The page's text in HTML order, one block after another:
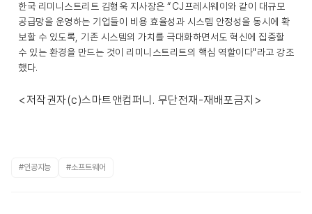
한국 리미니스트리트 김형욱 지사장은 “CJ프레시웨이와 같이 대규모
공급망을 운영하는 기업들이 비용 효율성과 시스템 안정성을 동시에 확
보할 수 있도록, 기존 시스템의 가치를 극대화하면서도 혁신에 집중할
수 있는 환경을 만드는 것이 리미니스트리트의 핵심 역할이다"라고 강조
했다.
<저작권자(c)스마트앤컴퍼니. 무단전재-재배포금지>
#인공지능 #소프트웨어